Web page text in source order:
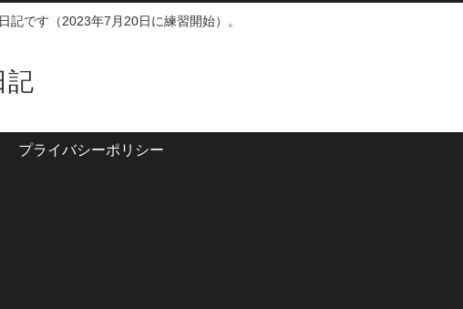
です（2023年7月20日に練習開始）。
記
プライバシーポリシー